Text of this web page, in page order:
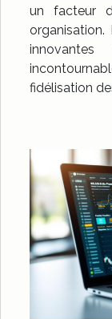
un facteur
fidélisation